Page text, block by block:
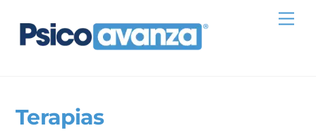
content
Terapias